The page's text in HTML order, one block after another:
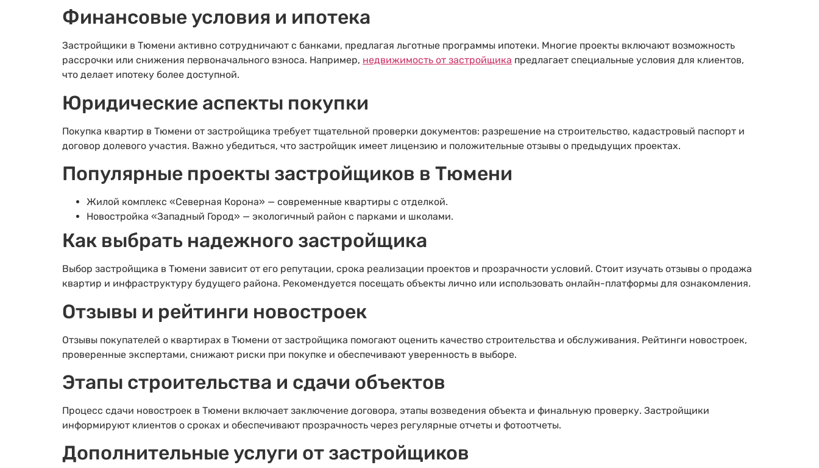
Финансовые условия и ипотека
Застройщики в Тюмени активно сотрудничают с банками, предлагая льготные программы ипотеки. Многие проекты включают возможность
рассрочки или снижения первоначального взноса. Например, недвижимость от застройщика предлагает специальные условия для клиентов,
что делает ипотеку более доступной.
Юридические аспекты покупки
Покупка квартир в Тюмени от застройщика требует тщательной проверки документов: разрешение на строительство, кадастровый паспорт и
договор долевого участия. Важно убедиться, что застройщик имеет лицензию и положительные отзывы о предыдущих проектах.
Популярные проекты застройщиков в Тюмени
Жилой комплекс «Северная Корона» — современные квартиры с отделкой.
Новостройка «Западный Город» — экологичный район с парками и школами.
Как выбрать надежного застройщика
Выбор застройщика в Тюмени зависит от его репутации, срока реализации проектов и прозрачности условий. Стоит изучать отзывы о продажа
квартир и инфраструктуру будущего района. Рекомендуется посещать объекты лично или использовать онлайн-платформы для ознакомления.
Отзывы и рейтинги новостроек
Отзывы покупателей о квартирах в Тюмени от застройщика помогают оценить качество строительства и обслуживания. Рейтинги новостроек,
проверенные экспертами, снижают риски при покупке и обеспечивают уверенность в выборе.
Этапы строительства и сдачи объектов
Процесс сдачи новостроек в Тюмени включает заключение договора, этапы возведения объекта и финальную проверку. Застройщики
информируют клиентов о сроках и обеспечивают прозрачность через регулярные отчеты и фотоотчеты.
Дополнительные услуги от застройщиков